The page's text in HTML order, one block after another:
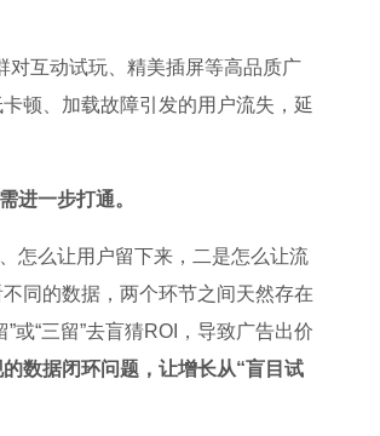
对互动试玩、精美插屏等高品质广
顿、加载故障引发的用户流失，延
进一步打通。
怎么让用户留下来，二是怎么让流
同的数据，两个环节之间天然存在
或“三留”去盲猜ROI，导致广告出价
数据闭环问题，让增长从“盲目试